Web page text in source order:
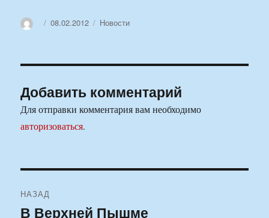
АвторОпубликовано
08.02.2012 Рубрики
Новости
Добавить комментарий
Для отправки комментария вам необходимо
авторизоваться.
по
НАЗАД
Предыдущая
В Верхней Пышме